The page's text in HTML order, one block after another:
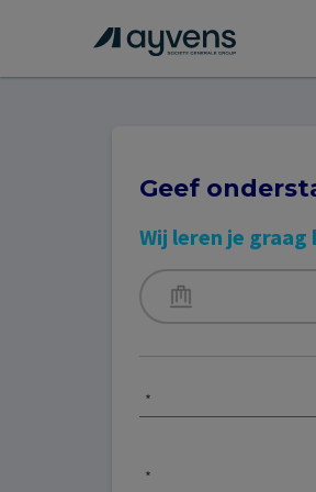
Geef
Wij leren je graag
*
*